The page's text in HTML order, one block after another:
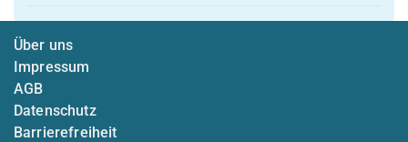
Über uns
Impressum
AGB
Datenschutz
Barrierefreiheit